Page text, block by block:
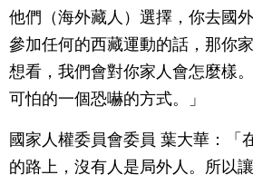
他們（海外藏人）選擇，你去國
參加任何的西藏運動的話，那你
想看，我們會對你家人會怎麼樣
可怕的一個恐嚇的方式。」
國家人權委員會委員 葉大華：「
的路上，沒有人是局外人。所以